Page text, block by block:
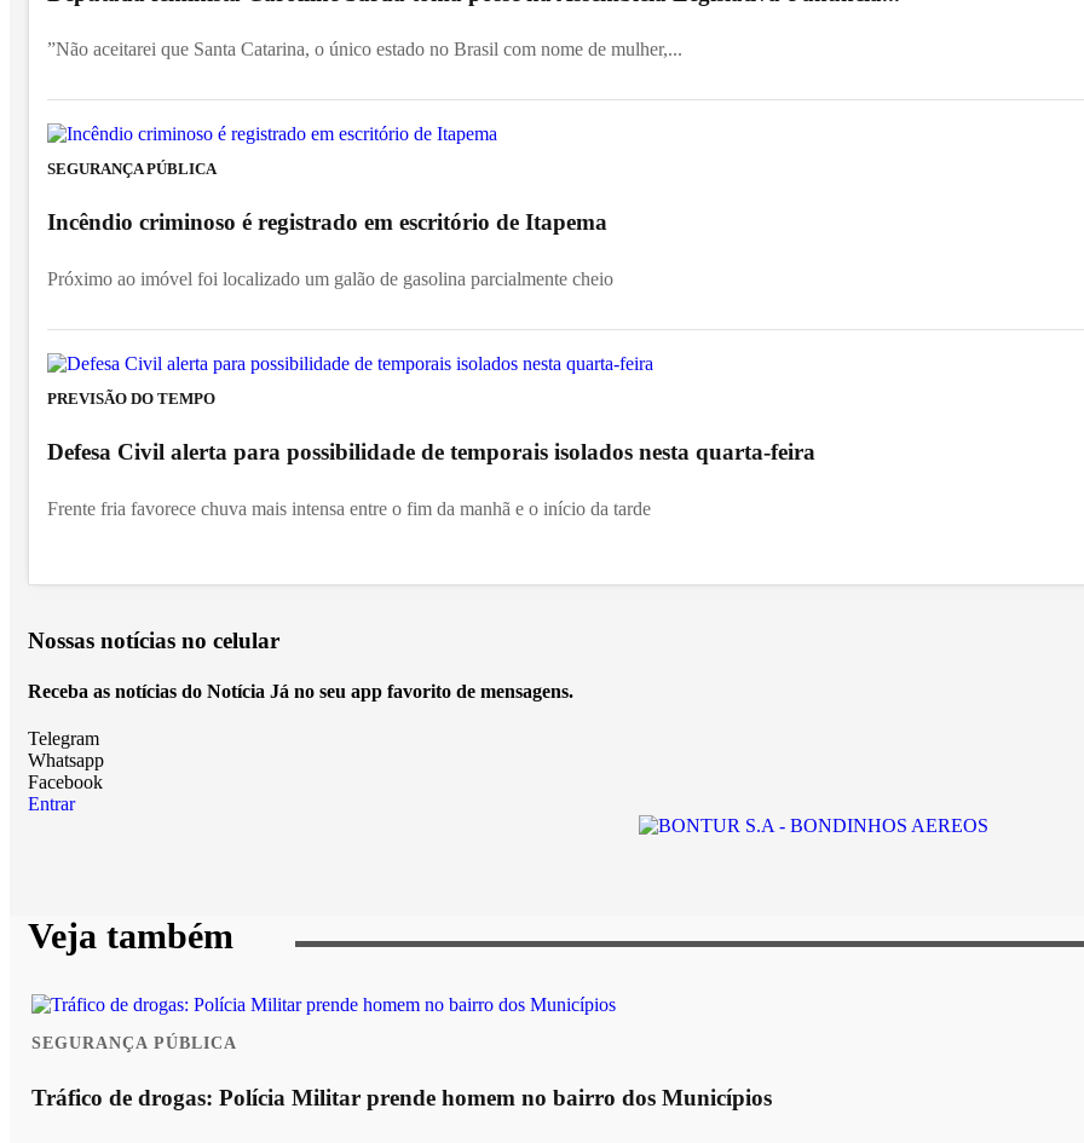
”Não aceitarei que Santa Catarina, o único estado no Brasil com nome de mulher,...
SEGURANÇA PÚBLICA
Incêndio criminoso é registrado em escritório de Itapema
Próximo ao imóvel foi localizado um galão de gasolina parcialmente cheio
PREVISÃO DO TEMPO
Defesa Civil alerta para possibilidade de temporais isolados nesta quarta-feira
Frente fria favorece chuva mais intensa entre o fim da manhã e o início da tarde
Nossas notícias no celular
Receba as notícias do Notícia Já no seu app favorito de mensagens.
Telegram
Whatsapp
Facebook
Entrar
Veja também
SEGURANÇA PÚBLICA
Tráfico de drogas: Polícia Militar prende homem no bairro dos Municípios